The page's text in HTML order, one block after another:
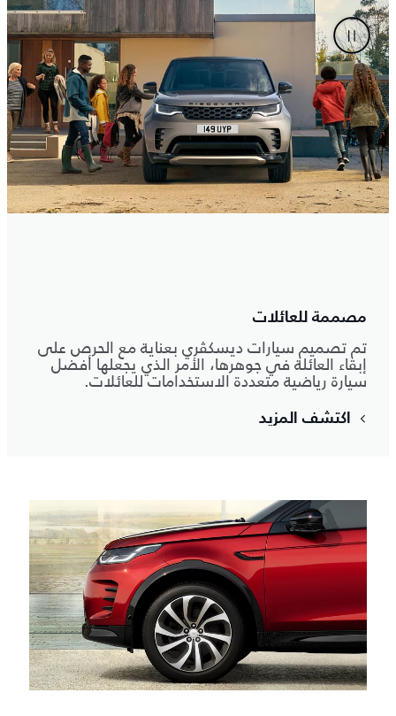
مصممة للعائلات
تم تصميم سيارات ديسكڤري بعناية مع الحرص على
إبقاء العائلة في جوهرها، الأمر الذي يجعلها أفضل
سيارة رياضية متعددة الاستخدامات للعائلات.
اكتشف المزيد